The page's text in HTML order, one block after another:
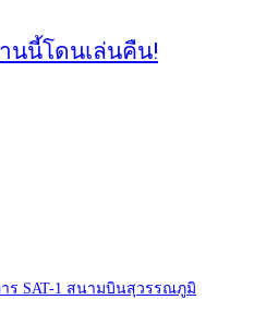
นนี้โดนเล่นคืน!
าร SAT-1 สนามบินสุวรรณภูมิ